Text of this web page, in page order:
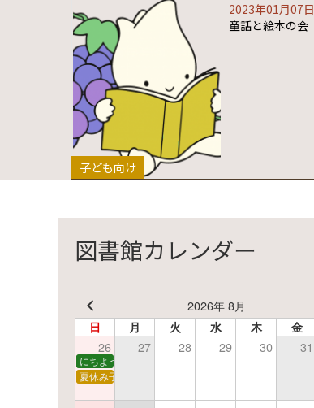
子ども向け
2023年01月07日
童話と絵本の会
図書館カレンダー
2026年 8月
日 月 火 水 木 金
26 27 28 29 30 31
にちようえほん
夏休み子ども映画会